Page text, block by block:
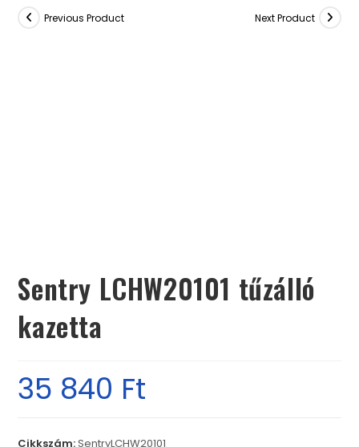
Previous Product Next Product
Sentry LCHW20101 tűzálló
kazetta
35 840 Ft
Cikkszám:SentryLCHW20101